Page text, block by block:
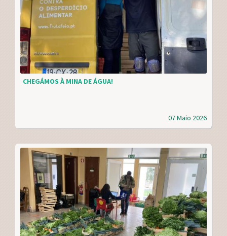
07 Maio 2026
CHEGÁMOS À MINA DE ÁGUA!